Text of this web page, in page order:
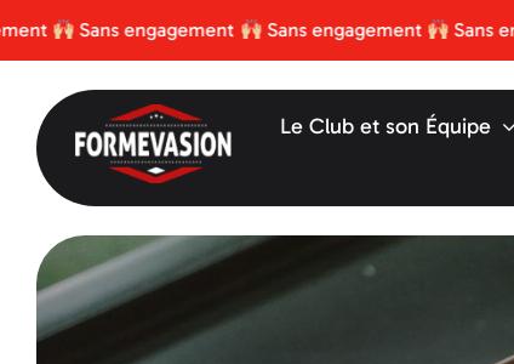
Passer
engagement Sans engagement Sans
Le Club et son Équipe